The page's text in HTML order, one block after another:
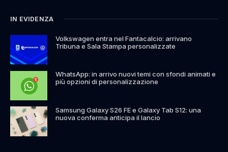
IN EVIDENZA
Volkswagen entra nel Fantacalcio: arrivano
Tribuna e Sala Stampa personalizzate
WhatsApp: in arrivo nuovi temi con sfondi animati e
più opzioni di personalizzazione
Samsung Galaxy S26 FE e Galaxy Tab S12: una
nuova conferma anticipa il lancio